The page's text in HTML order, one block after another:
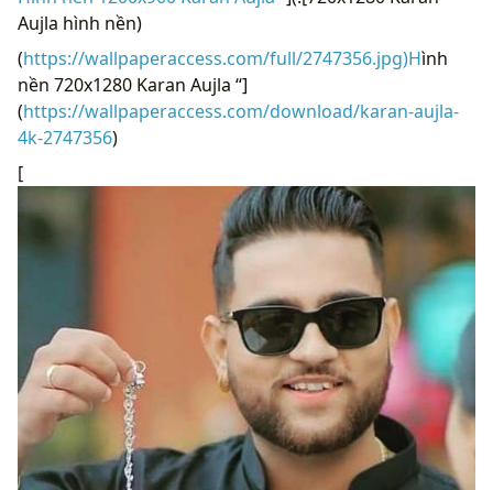
Aujla hình nền)
(https://wallpaperaccess.com/full/2747356.jpg)Hình
nền 720x1280 Karan Aujla “]
(https://wallpaperaccess.com/download/karan-aujla-
4k-2747356)
[